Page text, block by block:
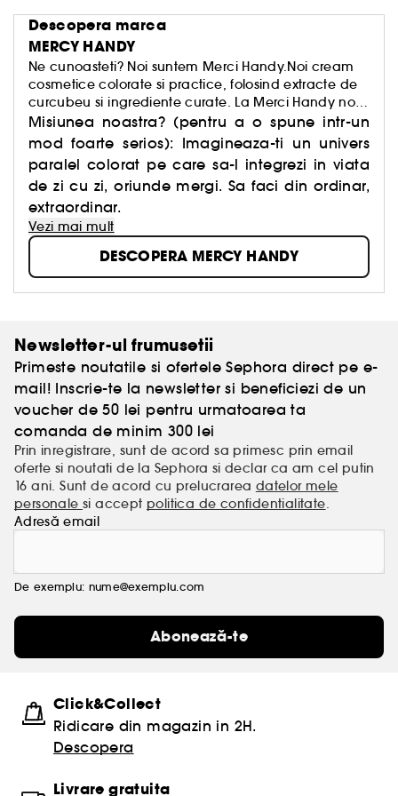
Descopera marca
MERCY HANDY
Ne cunoasteti? Noi suntem Merci Handy.Noi cream
cosmetice colorate si practice, folosind extracte de
curcubeu si ingrediente curate. La Merci Handy noi
credem ca viata e bogata, frumoasa si
surprinzatoare, dar ca vietile noastre sunt prea
serioase, ceea ce, uneori, ne impiedica sa vedem
toate culorile.
Misiunea noastra? (pentru a o spune intr-un
mod foarte serios): Imagineaza-ti un univers
paralel colorat pe care sa-l integrezi in viata
de zi cu zi, oriunde mergi. Sa faci din ordinar,
extraordinar.
Vezi mai mult
DESCOPERA MERCY HANDY
Newsletter-ul frumusetii
Primeste noutatile si ofertele Sephora direct pe e-
mail! Inscrie-te la newsletter si beneficiezi de un
voucher de 50 lei pentru urmatoarea ta
comanda de minim 300 lei
Prin inregistrare, sunt de acord sa primesc prin email
oferte si noutati de la Sephora si declar ca am cel putin
16 ani. Sunt de acord cu prelucrarea datelor mele
personalesi accept politica de confidentialitate.
Adresă email
De exemplu: nume@exemplu.com
Abonează-te
Click&Collect
Ridicare din magazin in 2H.
Descopera
Livrare gratuita